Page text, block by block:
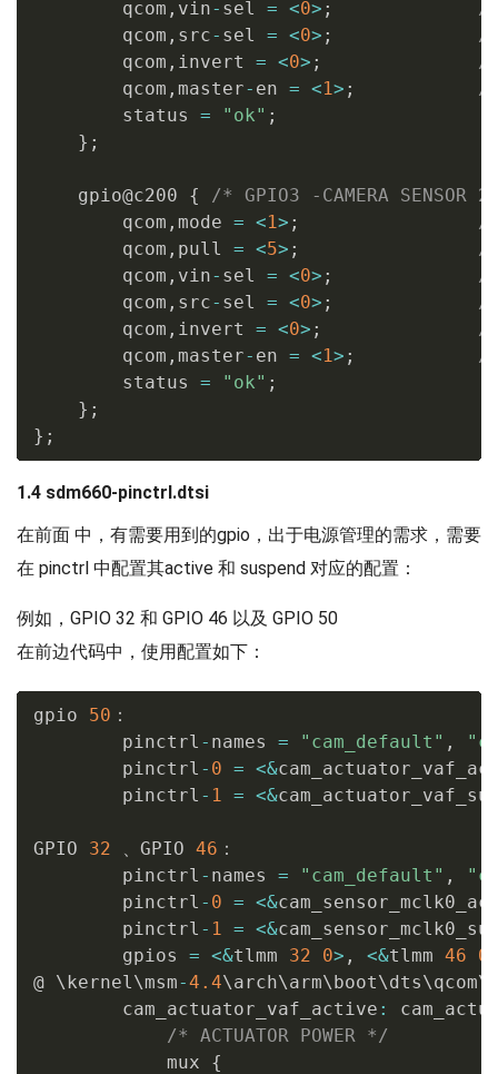
        qcom
, vin- sel = <0> ;
/*
        qcom
, src- sel = <0> ;
/
        qcom
, invert = <0> ;
/
        qcom
, master- en = <1> ;
/
        status
= "ok" ;
} ;
    gpio@c200
{
/* GPIO3 -CAMERA SENSOR
        qcom
, mode = <1> ;
/
        qcom
, pull = <5> ;
/
        qcom
, vin- sel = <0> ;
/*
        qcom
, src- sel = <0> ;
/
        qcom
, invert = <0> ;
/
        qcom
, master- en = <1> ;
/
        status
= "ok" ;
} ;
} ;
1.4 sdm660-pinctrl.dtsi
在前面 中，有需要用到的gpio，出于电源管理的需求，需要
在 pinctrl 中配置其active 和 suspend 对应的配置：
例如，GPIO 32 和 GPIO 46 以及 GPIO 50
在前边代码中，使用配置如下：
gpio 50 ：
        pinctrl
- names = "cam_default" ,
        pinctrl
- 0 = <&
        pinctrl
- 1 = <&
GPIO 32 、GPIO 46 ：
        pinctrl
- names = "cam_default" ,
        pinctrl
- 0 = <&
        pinctrl
- 1 = <&
        gpios
= <&tlmm 32 0> , <&tlmm 46 0
@ \kernel\msm-4.4
        cam_actuator_vaf_active
:
/* ACTUATOR POWER */
            mux
{